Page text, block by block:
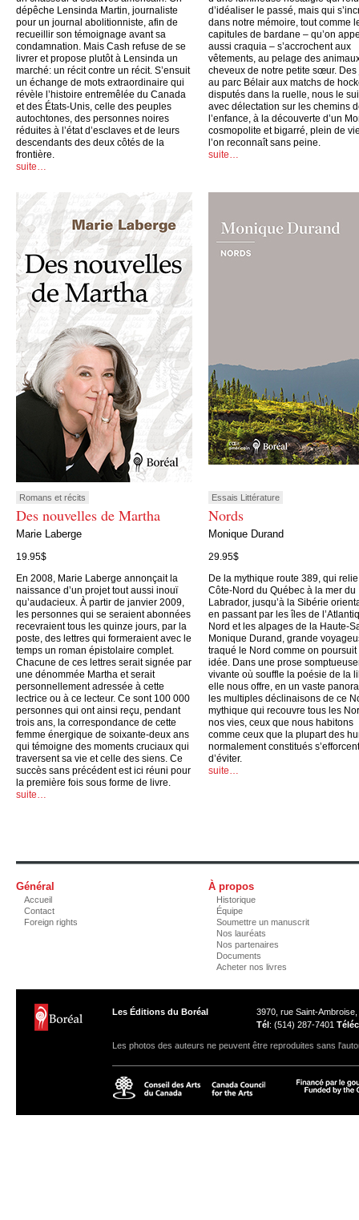
dépêche Lensinda Martin, journaliste
pour un journal abolitionniste, afin de
recueillir son témoignage avant sa
condamnation. Mais Cash refuse de se
livrer et propose plutôt à Lensinda un
marché: un récit contre un récit. S’ensuit
un échange de mots extraordinaire qui
révèle l’histoire entremêlée du Canada
et des États-Unis, celle des peuples
autochtones, des personnes noires
réduites à l’état d’esclaves et de leurs
descendants des deux côtés de la
frontière.
suite…
d’idéaliser le passé, mais qui
dans notre mémoire, tout comme
capitules de bardane – qu’on
aussi craquia – s’accrochent aux
vêtements, au pelage des
cheveux de notre petite sœur. Des
au parc Bélair aux matchs de
disputés dans la ruelle, nous le
avec délectation sur les chemins
l’enfance, à la découverte d’un
cosmopolite et bigarré, plein de
l’on reconnaît sans peine.
suite…
Romans et récits
Des nouvelles de Martha
Marie Laberge
19.95$
En 2008, Marie Laberge annonçait la
naissance d’un projet tout aussi inouï
qu’audacieux. À partir de janvier 2009,
les personnes qui se seraient abonnées
recevraient tous les quinze jours, par la
poste, des lettres qui formeraient avec le
temps un roman épistolaire complet.
Chacune de ces lettres serait signée par
une dénommée Martha et serait
personnellement adressée à cette
lectrice ou à ce lecteur. Ce sont 100 000
personnes qui ont ainsi reçu, pendant
trois ans, la correspondance de cette
femme énergique de soixante-deux ans
qui témoigne des moments cruciaux qui
traversent sa vie et celle des siens. Ce
succès sans précédent est ici réuni pour
la première fois sous forme de livre.
suite…
Essais Littérature
Nords
Monique Durand
29.95$
De la mythique route 389, qui
Côte-Nord du Québec à la mer du
Labrador, jusqu’à la Sibérie
en passant par les îles de
Nord et les alpages de la Haute-
Monique Durand, grande
traqué le Nord comme on poursuit
idée. Dans une prose
vivante où souffle la poésie de la
elle nous offre, en un vaste
les multiples déclinaisons de ce
mythique qui recouvre tous les
nos vies, ceux que nous habitons
comme ceux que la plupart des
normalement constitués s’efforcent
d’éviter.
suite…
Général
Accueil
Contact
Foreign rights
À propos
Historique
Équipe
Soumettre un manuscrit
Nos lauréats
Nos partenaires
Documents
Acheter nos livres
Les Éditions du Boréal
3970, rue Saint-
Tél: (514) 287-7401 Téléc
Les photos des auteurs ne peuvent être reproduites sans